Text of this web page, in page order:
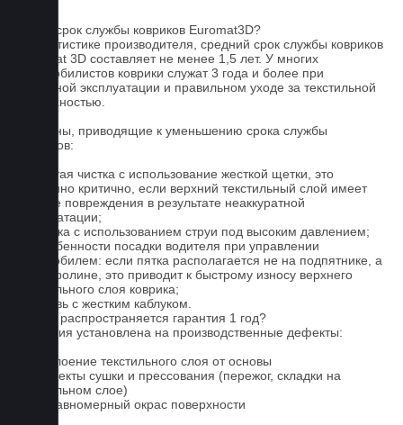
Какой срок службы ковриков Euromat3D?
По статистике производителя, средний срок службы ковриков
Euromat 3D составляет не менее 1,5 лет. У многих
автомобилистов коврики служат 3 года и более при
бережной эксплуатации и правильном уходе за текстильной
поверхностью.
Причины, приводящие к уменьшению срока службы
ковриков:
1. Частая чистка с использование жесткой щетки, это
особенно критично, если верхний текстильный слой имеет
мелкие повреждения в результате неаккуратной
эксплуатации;
2. Мойка с использованием струи под высоким давлением;
3. Особенности посадки водителя при управлении
автомобилем: если пятка располагается не на подпятнике, а
на ковролине, это приводит к быстрому износу верхнего
текстильного слоя коврика;
4. Обувь с жестким каблуком.
На что распространяется гарантия 1 год?
Гарантия установлена на производственные дефекты:
1. Отслоение текстильного слоя от основы
2. Дефекты сушки и прессования (пережог, складки на
текстильном слое)
3. Неравномерный окрас поверхности